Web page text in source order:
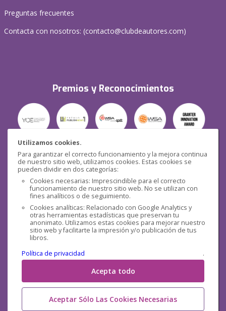
Utilizamos cookies.
Para garantizar el correcto funcionamiento y la mejora continua
de nuestro sitio web, utilizamos cookies. Estas cookies se
pueden dividir en dos categorías:
Cookies necesarias: Imprescindible para el correcto
funcionamiento de nuestro sitio web. No se utilizan con
fines analíticos o de seguimiento.
Cookies analíticas: Relacionado con Google Analytics y
otras herramientas estadísticas que preservan tu
anonimato. Utilizamos estas cookies para mejorar nuestro
sitio web y facilitarte la impresión y/o publicación de tus
libros.
Política de privacidad
.
Acepta todo
Aceptar Sólo Las Cookies Necesarias
Preguntas frecuentes
Contacta con nosotros: (contacto@clubdeautores.com)
Premios y Reconocimientos
Seguridad
Redes sociales